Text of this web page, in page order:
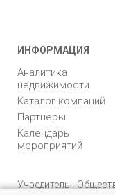
ИНФОРМАЦИЯ
Аналитика
недвижимости
Каталог компаний
Партнеры
Календарь
мероприятий
Учредитель -